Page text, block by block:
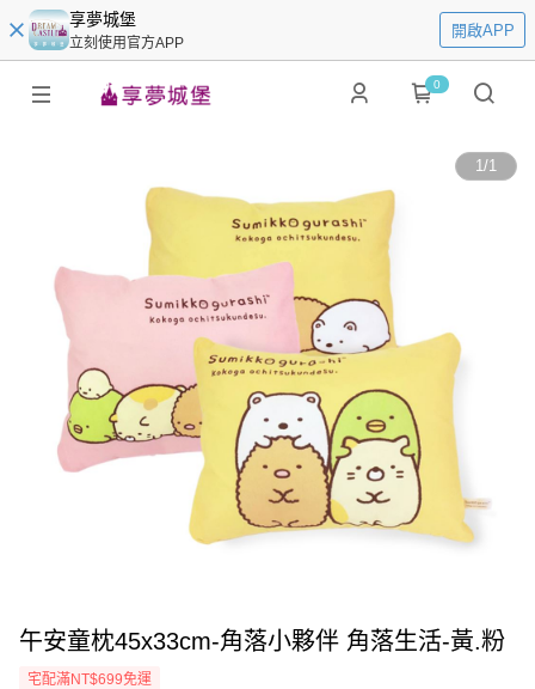
享夢城堡
立刻使用官方APP
開啟APP
0
1/1
午安童枕45x33cm-角落小夥伴 角落生活-黃.粉
宅配滿NT$699免運